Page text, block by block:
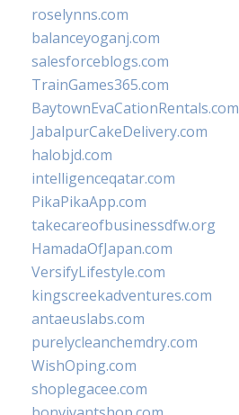
roselynns.com
balanceyoganj.com
salesforceblogs.com
TrainGames365.com
BaytownEvaCationRentals.com
JabalpurCakeDelivery.com
halobjd.com
intelligenceqatar.com
PikaPikaApp.com
takecareofbusinessdfw.org
HamadaOfJapan.com
VersifyLifestyle.com
kingscreekadventures.com
antaeuslabs.com
purelycleanchemdry.com
WishOping.com
shoplegacee.com